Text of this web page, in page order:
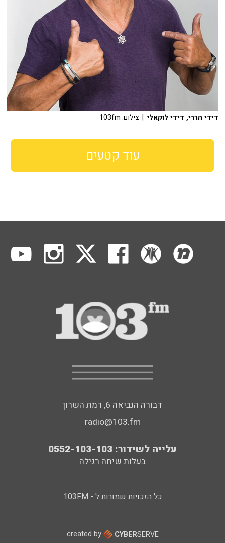
דידי הררי, דידי לוקאלי | צילום: 103fm
עוד קטעים
דבורה הנביאה 6, רמת השרון
radio@103.fm
עלייה לשידור: 0552-103-103
בעלות שיחה רגילה
כל הזכויות שמורות ל - 103FM
created by CYBERSERVE